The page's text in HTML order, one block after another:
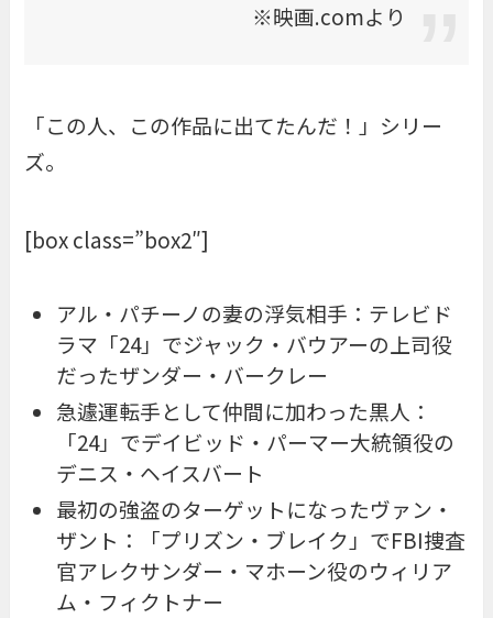
※映画.comより
「この人、この作品に出てたんだ！」シリー
ズ。
[box class=”box2″]
アル・パチーノの妻の浮気相手：テレビド
ラマ「24」でジャック・バウアーの上司役
だったザンダー・バークレー
急遽運転手として仲間に加わった黒人：
「24」でデイビッド・パーマー大統領役の
デニス・ヘイスバート
最初の強盗のターゲットになったヴァン・
ザント：「プリズン・ブレイク」でFBI捜査
官アレクサンダー・マホーン役のウィリア
ム・フィクトナー